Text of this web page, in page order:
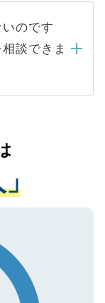
った人材の
ースが増え
。内定先へ
ナーが行い
りませんの
からの登録
人情報は、
転職活動の
お預かりし
本人の許可
ての厳密な
に付与され
済みです。
ください。
のです
談できま
状況や紹介
ドバイスを
転職をされ
が可能です